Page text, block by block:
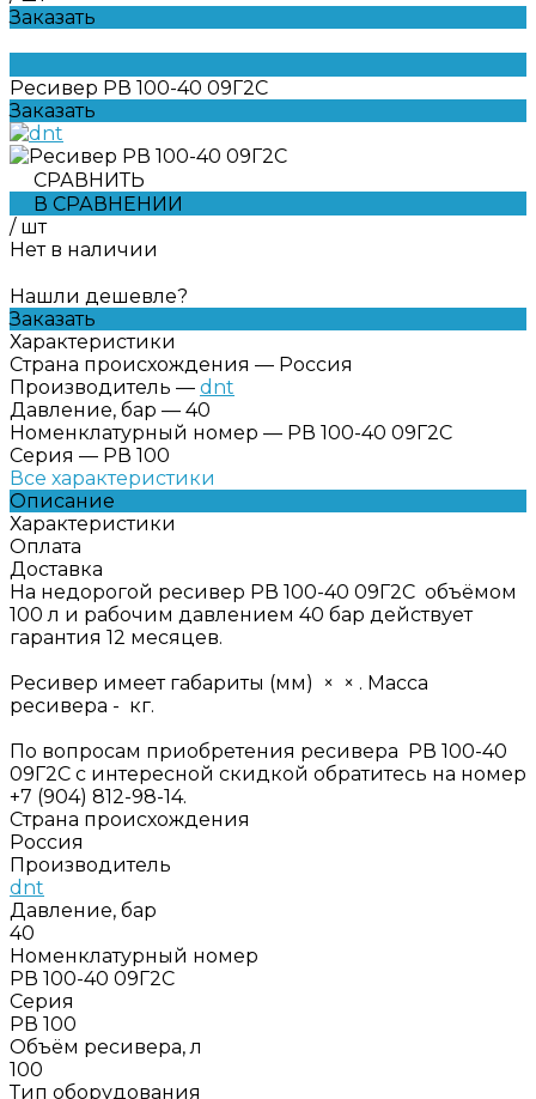
Заказать
Ресивер РВ 100-40 09Г2С
Заказать
СРАВНИТЬ
В СРАВНЕНИИ
/ шт
Нет в наличии
Нашли дешевле?
Заказать
Характеристики
Страна происхождения — Россия
Производитель — dnt
Давление, бар — 40
Номенклатурный номер — РВ 100-40 09Г2С
Серия — РВ 100
Все характеристики
Описание
Характеристики
Оплата
Доставка
На недорогой ресивер РВ 100-40 09Г2С объёмом
100 л и рабочим давлением 40 бар действует
гарантия 12 месяцев.
Ресивер имеет габариты (мм) × × . Масса
ресивера - кг.
По вопросам приобретения ресивера РВ 100-40
09Г2С с интересной скидкой обратитесь на номер
+7 (904) 812-98-14.
Страна происхождения
Россия
Производитель
dnt
Давление, бар
40
Номенклатурный номер
РВ 100-40 09Г2С
Серия
РВ 100
Объём ресивера, л
100
Тип оборудования